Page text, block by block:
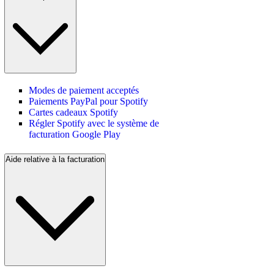
Modes de paiement acceptés
Paiements PayPal pour Spotify
Cartes cadeaux Spotify
Régler Spotify avec le système de
facturation Google Play
Aide relative à la facturation